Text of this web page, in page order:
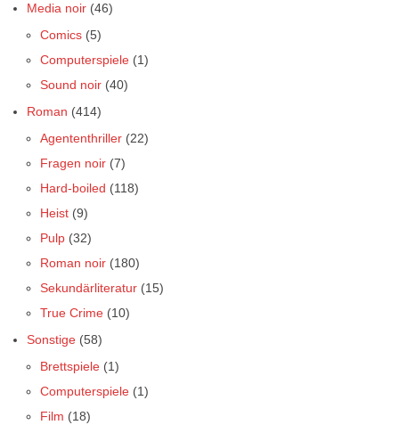
Media noir (46)
Comics (5)
Computerspiele (1)
Sound noir (40)
Roman (414)
Agententhriller (22)
Fragen noir (7)
Hard-boiled (118)
Heist (9)
Pulp (32)
Roman noir (180)
Sekundärliteratur (15)
True Crime (10)
Sonstige (58)
Brettspiele (1)
Computerspiele (1)
Film (18)